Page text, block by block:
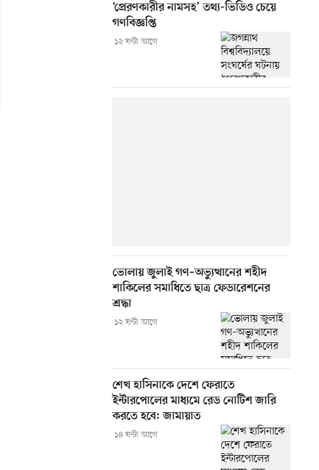
‘প্রেরণকারীর নামসহ’ তথ্য-ভিডিও চেয়ে
গণবিজ্ঞপ্তি
১২ ঘণ্টা আগে
ভোলায় জুলাই গণ–অভ্যুত্থানের শহীদ
শাকিলের সমাধিতে ছাত্র ফেডারেশনের
শ্রদ্ধা
১২ ঘণ্টা আগে
শেখ হাসিনাকে দেশে ফেরাতে
ইন্টারপোলের মাধ্যমে রেড নোটিশ জারি
করতে হবে: জামায়াত
১৪ ঘণ্টা আগে